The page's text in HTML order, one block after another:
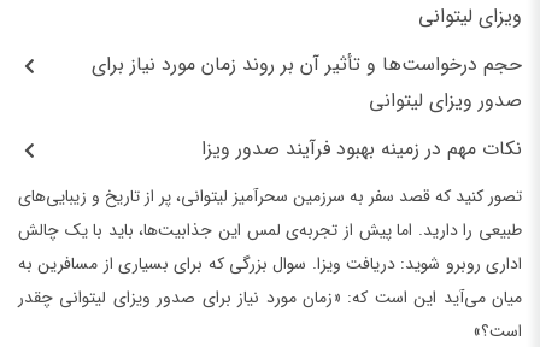
ویزای لیتوانی
حجم درخواست‌ها و تأثیر آن بر روند زمان مورد نیاز برای
صدور ویزای لیتوانی
نکات مهم در زمینه بهبود فرآیند صدور ویزا
تصور کنید که قصد سفر به سرزمین سحرآمیز لیتوانی، پر از تاریخ و زیبایی‌های
طبیعی را دارید. اما پیش از تجربه‌ی لمس این جذابیت‌ها، باید با یک چالش
اداری روبرو شوید: دریافت ویزا. سوال بزرگی که برای بسیاری از مسافرین به
میان می‌آید این است که: «زمان مورد نیاز برای صدور ویزای لیتوانی چقدر
است؟»